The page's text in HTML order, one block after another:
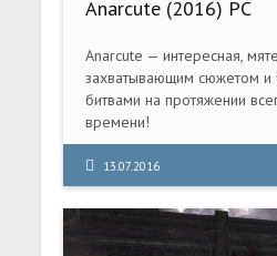
Anarcute (2016) PC
Anarcute — интересная,
захватывающим сюжетом и
битвами на протяжении
времени!
Настали темные времена.
корпораций захватила
13.07.2016